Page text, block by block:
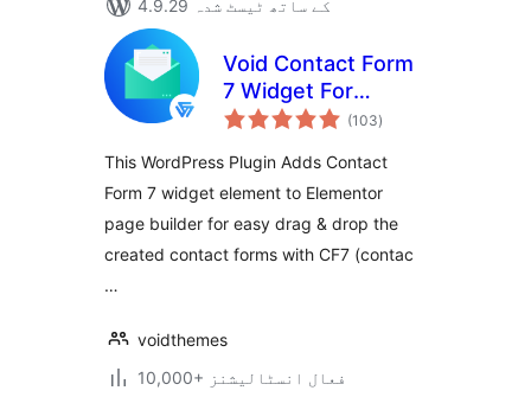
4.9.29 کے ساتھ ٹیسٹ شدہ
Void Contact Form
7 Widget For
Elementor Page
(103مجموعی
درجہ
)
This WordPress Plugin Adds Contact
Form 7 widget element to Elementor
page builder for easy drag & drop the
created contact forms with CF7 (contac
…
voidthemes
10,000+ فعال انسٹالیشنز